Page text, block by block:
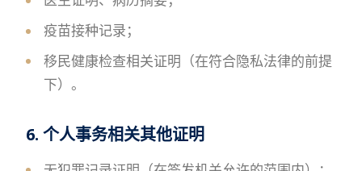
疫苗接种记录；
移民健康检查相关证明（在符合隐私法律的前提
下）。
6. 个人事务相关其他证明